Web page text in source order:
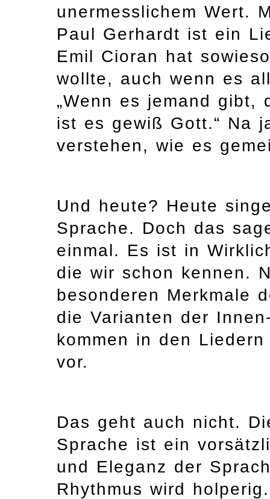
unermesslichem Wert.
Paul Gerhardt ist ein
Emil Cioran hat
wollte, auch wenn es
„Wenn es jemand gibt,
ist es gewiß Gott.“ Na
verstehen, wie es
Und heute? Heute
Sprache. Doch das
einmal. Es ist in
die wir schon kennen.
besonderen Merkmale
die Varianten der
kommen in den
vor.
Das geht auch nicht.
Sprache ist ein
und Eleganz der
Rhythmus wird